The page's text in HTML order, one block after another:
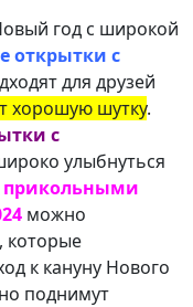
год с широкой
открытки с
для друзей
хорошую шутку.
с
улыбнуться
прикольными
можно
которые
к кануну Нового
поднимут